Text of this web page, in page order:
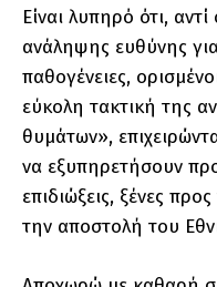
Είναι λυπηρό ότι,
ανάληψης ευθύνης για
παθογένειες,
εύκολη τακτική της
θυμάτων»,
να εξυπηρετήσουν
επιδιώξεις, ξένες
την αποστολή του